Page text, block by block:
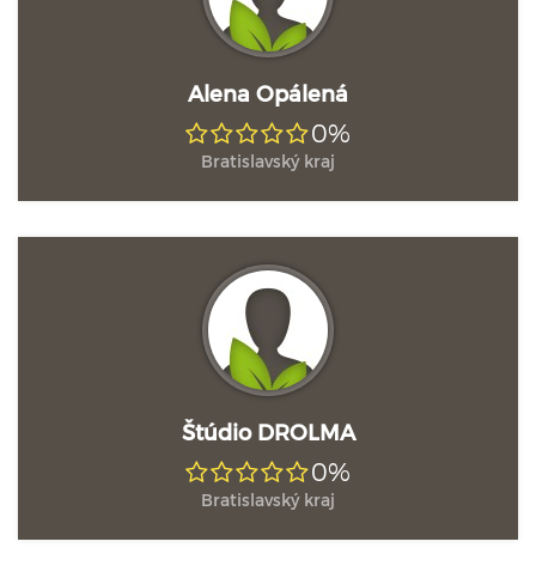
Alena Opálená
0%
Bratislavský kraj
Štúdio DROLMA
0%
Bratislavský kraj